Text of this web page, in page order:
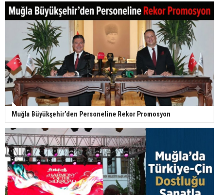
Muğla Büyükşehir’den Personeline Rekor Promosyon